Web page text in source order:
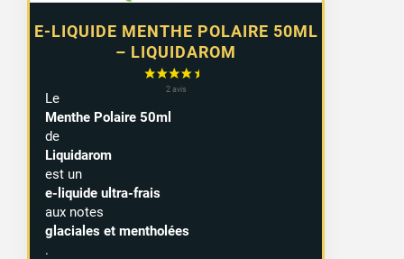
E-LIQUIDE MENTHE POLAIRE 50ML
– LIQUIDAROM
Le
Menthe Polaire 50ml
de
Liquidarom
est un
e-liquide ultra-frais
aux notes
glaciales et mentholées
.